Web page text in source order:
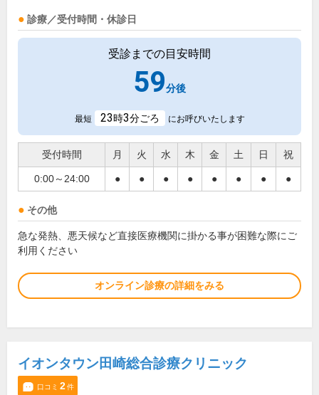
診療／受付時間・休診日
受診までの目安時間
59分後
最短 23時3分ごろ にお呼びいたします
受付時間 月 火 水 木 金 土 日 祝
0:00～24:00 ● ● ● ● ● ● ● ●
その他
急な発熱、悪天候など直接医療機関に掛かる事が困難な際にご
利用ください
オンライン診療の詳細をみる
イオンタウン田崎総合診療クリニック
口コミ 2件